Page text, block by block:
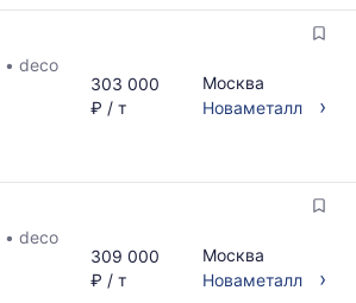
• deco
303 000
₽ / т
Москва
Новаметалл
›
• deco
309 000
₽ / т
Москва
Новаметалл
›